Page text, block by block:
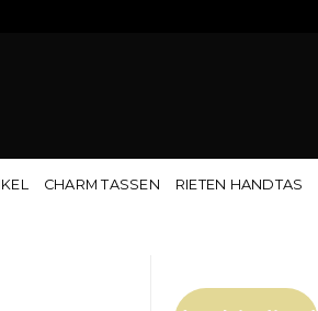
CHARM TASSEN RIETEN HANDTAS